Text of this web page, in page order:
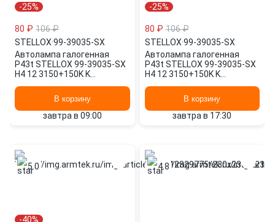
-25%
80 ₽ 106 ₽
STELLOX·99-39035-SX
Автолампа галогенная
P43t STELLOX 99-39035-SX
H4 12 3150+150K K
В корзину
завтра в 09:00
-25%
80 ₽ 106 ₽
STELLOX·99-39035-SX
Автолампа галогенная
P43t STELLOX 99-39035-SX
H4 12 3150+150K K
В корзину
завтра в 17:30
5.0
-40%
4.8